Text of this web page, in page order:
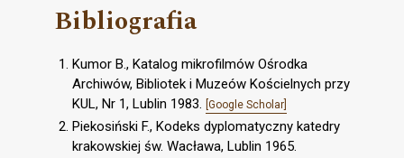
Bibliografia
Kumor B., Katalog mikrofilmów Ośrodka
Archiwów, Bibliotek i Muzeów Kościelnych przy
KUL, Nr 1, Lublin 1983.
[Google Scholar]
Piekosiński F., Kodeks dyplomatyczny katedry
krakowskiej św. Wacława, Lublin 1965.